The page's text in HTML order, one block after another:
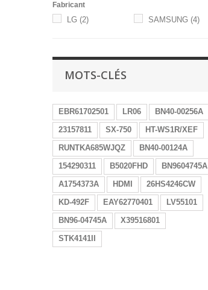
Fabricant
LG (2) SAMSUNG (4)
MOTS-CLÉS
EBR61702501 LR06
BN40-00256A
23157811
SX-750
HT-WS1R/XEF
RUNTKA685WJQZ
BN40-00124A
154290311
B5020FHD
BN9604745A
A1754373A
HDMI
26HS4246CW
KD-492F
EAY62770401
LV55101
BN96-04745A
X39516801
STK4141II